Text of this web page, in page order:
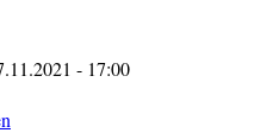
- 17:00